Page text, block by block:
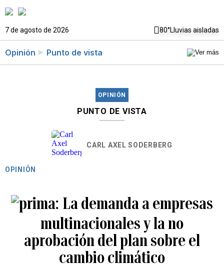
7 de agosto de 2026 80°Lluvias aisladas
Opinión Punto de vista
OPINIÓN
PUNTO DE VISTA
CARL AXEL SODERBERG
OPINIÓN
La demanda a empresas
multinacionales y la no
aprobación del plan sobre el
cambio climático